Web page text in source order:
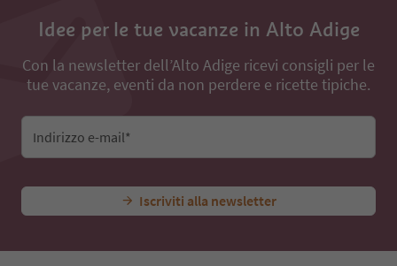
Idee per le tue vacanze in Alto Adige
Con la newsletter dell’Alto Adige ricevi consigli per le
tue vacanze, eventi da non perdere e ricette tipiche.
Indirizzo e-mail*
Iscriviti alla newsletter